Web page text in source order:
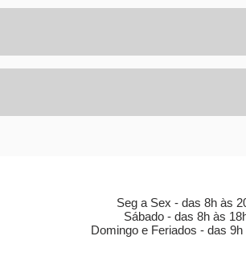
Seg a Sex - das 8h às
Sábado - das 8h às
Domingo e Feriados - das 9h